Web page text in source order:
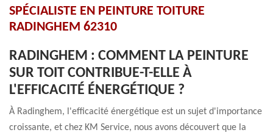
SPÉCIALISTE EN PEINTURE TOITURE
RADINGHEM 62310
RADINGHEM : COMMENT LA PEINTURE
SUR TOIT CONTRIBUE-T-ELLE À
L'EFFICACITÉ ÉNERGÉTIQUE ?
À Radinghem, l'efficacité énergétique est un sujet d'importance
croissante, et chez KM Service, nous avons découvert que la